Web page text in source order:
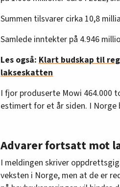
Summen tilsvarer cirka 10,8
Samlede inntekter på 4.946
Les også: Klart budskap til
lakseskatten
I fjor produserte Mowi 464.000
estimert for et år siden. I
Advarer fortsatt mot
I meldingen skriver
veksten i Norge, men at de er